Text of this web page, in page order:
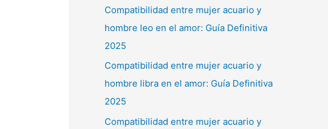
Compatibilidad entre mujer acuario y
hombre leo en el amor: Guía Definitiva
2025
Compatibilidad entre mujer acuario y
hombre libra en el amor: Guía Definitiva
2025
Compatibilidad entre mujer acuario y